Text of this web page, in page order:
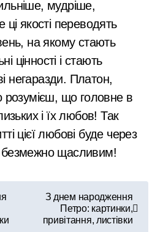
якості переводять
на якому стають
цінності і стають
негаразди. Платон,
розумієш, що головне в
і їх любов! Так
цієї любові буде через
щасливим!
З днем народження
Петро: картинки,
привітання, листівки